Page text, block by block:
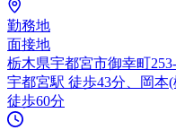
勤務地
面接地
栃木県宇都宮市御幸町
宇都宮駅 徒歩43分、岡本
徒歩60分